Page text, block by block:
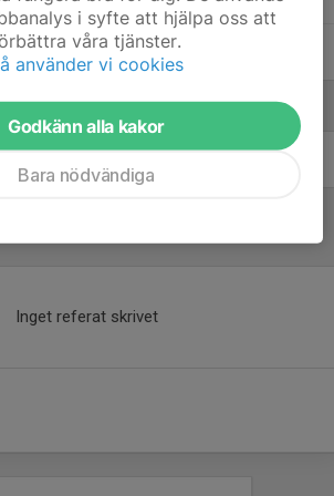
Inget referat skrivet
i syfte att hjälpa oss att
våra tjänster.
använder vi cookies
Godkänn alla kakor
Bara nödvändiga